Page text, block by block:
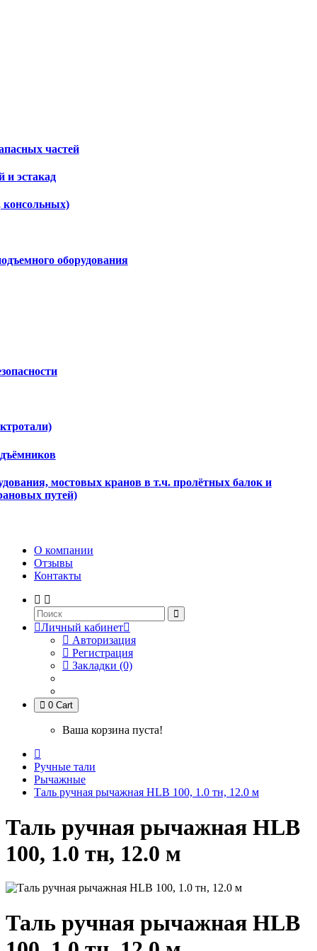
частей
и эстакад
консольных)
оборудования
мостовых кранов в т.ч. пролётных балок и
путей)
О компании
Отзывы
Контакты
Личный кабинет
Авторизация
Регистрация
Закладки (0)
0 Cart
Ваша корзина пуста!
Ручные тали
Рычажные
Таль ручная рычажная HLB 100, 1.0 тн, 12.0 м
Таль ручная рычажная HLB
100, 1.0 тн, 12.0 м
Таль ручная рычажная HLB